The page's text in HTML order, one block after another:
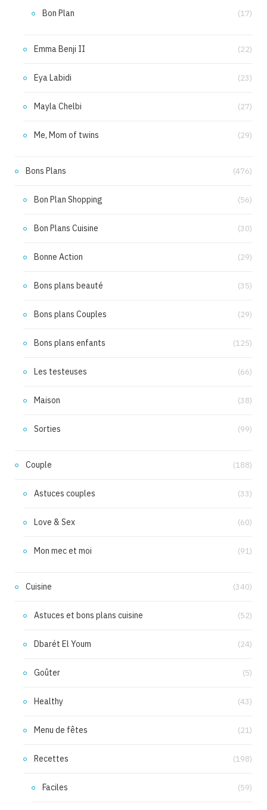
Bon Plan (17)
Emma Benji II (22)
Eya Labidi (23)
Mayla Chelbi (27)
Me, Mom of twins (29)
Bons Plans (476)
Bon Plan Shopping (56)
Bon Plans Cuisine (30)
Bonne Action (29)
Bons plans beauté (35)
Bons plans Couples (29)
Bons plans enfants (125)
Les testeuses (66)
Maison (38)
Sorties (99)
Couple (188)
Astuces couples (33)
Love & Sex (60)
Mon mec et moi (91)
Cuisine (340)
Astuces et bons plans cuisine (52)
Dbarét El Youm (24)
Goûter (5)
Healthy (43)
Menu de fêtes (21)
Recettes (198)
Faciles (59)